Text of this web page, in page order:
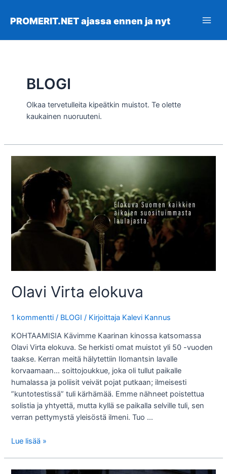
sisältöön
PROMERIT.NET ajassa ennen ja nyt
BLOGI
Olkaa tervetulleita kipeätkin muistot. Te olette
kaukainen nuoruuteni.
Olavi Virta elokuva
1 kommentti / BLOGI / Kirjoittaja Kalevi Kannus
KOHTAAMISIA Kävimme Kaarinan kinossa katsomassa
Olavi Virta elokuva. Se herkisti omat muistot yli 50 -vuoden
taakse. Kerran meitä hälytettiin Ilomantsin lavalle
korvaamaan… soittojoukkue, joka oli tullut paikalle
humalassa ja poliisit veivät pojat putkaan; ilmeisesti
”kuntotestissä” tuli kärhämää. Emme nähneet poistettua
solistia ja yhtyettä, mutta kyllä se paikalla selville tuli, sen
verran pettymystä yleisöstä ilmeni. Tuo …
Olavi
Lue lisää »